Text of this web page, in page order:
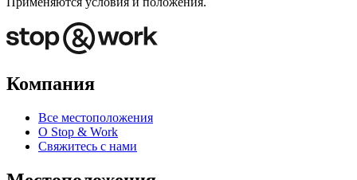
Компания
Все местоположения
О Stop & Work
Свяжитесь с нами